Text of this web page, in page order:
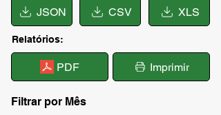
JSON CSV XLS
Relatórios:
PDF Imprimir
Filtrar por Mês